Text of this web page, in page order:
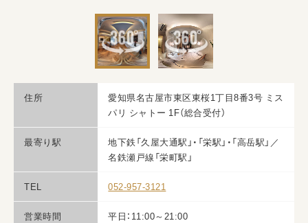
住所
愛知県名古屋市東区東桜1丁目8番3号 ミス
パリ シャトー 1F（総合受付）
最寄り駅
地下鉄「久屋大通駅」・「栄駅」・「高岳駅」／
名鉄瀬戸線「栄町駅」
TEL 052-957-3121
営業時間
平日：11:00～21:00